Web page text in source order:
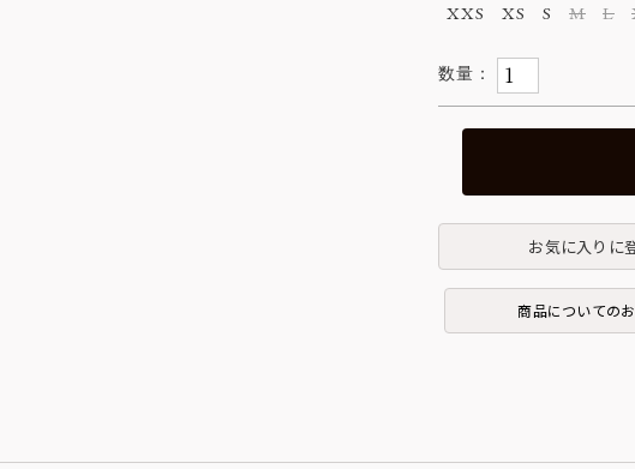
XXS
XS S M L
お気に入りに
商品についての